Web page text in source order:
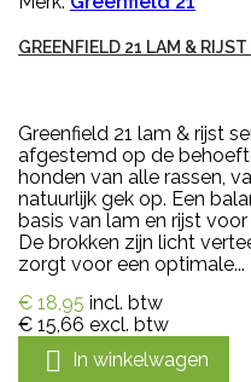
GREENFIELD 21 LAM & RIJST
Greenfield 21 lam & rijst
afgestemd op de
honden van alle rassen,
natuurlijk gek op. Een
basis van lam en rijst
De brokken zijn licht
zorgt voor een optimale...
€ 18,95 incl. btw
€ 15,66 excl. btw
 In winkelwagen